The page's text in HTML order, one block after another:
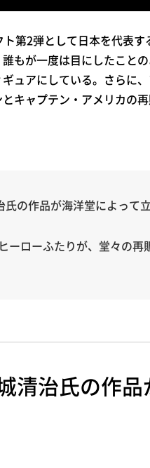
第2弾として日本を代表
が一度は目にしたことの
ュアにしている。さらに
キャプテン・アメリカの
の作品が海洋堂によって
ーローふたりが、堂々の再
清治氏の作